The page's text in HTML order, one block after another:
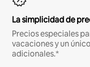
La simplicidad de
Precios especiales
vacaciones y un
adicionales.*